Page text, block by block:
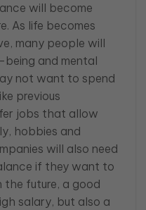
will become
As life becomes
many people will
and mental
not want to spend
previous
jobs that allow
hobbies and
will also need
if they want to
the future, a good
salary, but also a